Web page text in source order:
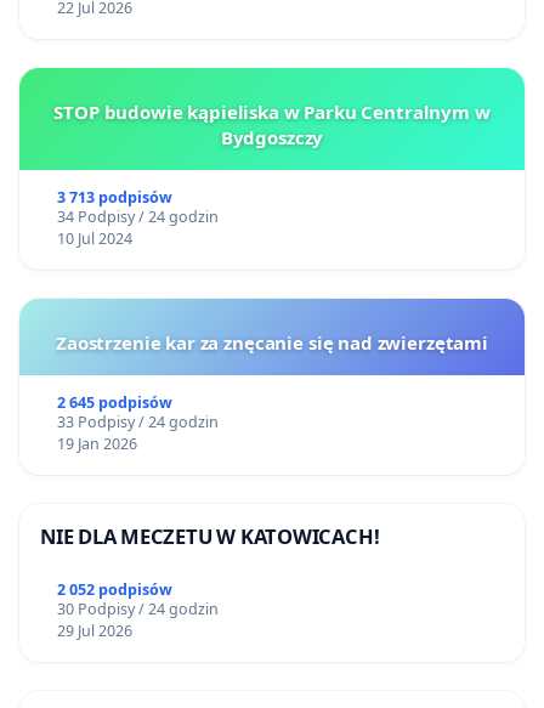
22 Jul 2026
STOP budowie kąpieliska w Parku Centralnym w
Bydgoszczy
3 713 podpisów
34 Podpisy / 24 godzin
10 Jul 2024
Zaostrzenie kar za znęcanie się nad zwierzętami
2 645 podpisów
33 Podpisy / 24 godzin
19 Jan 2026
NIE DLA MECZETU W KATOWICACH!
2 052 podpisów
30 Podpisy / 24 godzin
29 Jul 2026